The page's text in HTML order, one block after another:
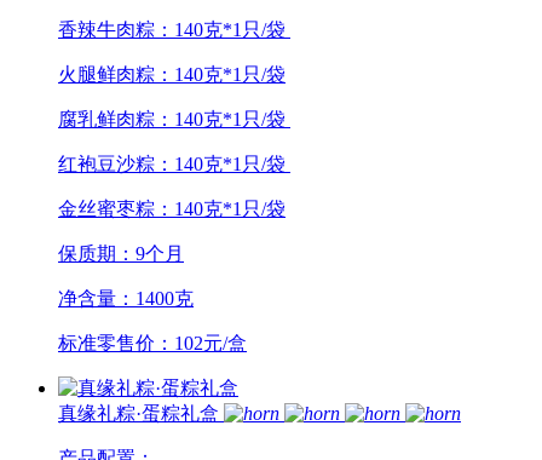
香辣牛肉粽：140克*1只/袋
火腿鲜肉粽：140克*1只/袋
腐乳鲜肉粽：140克*1只/袋
红袍豆沙粽：140克*1只/袋
金丝蜜枣粽：140克*1只/袋
保质期：9个月
净含量：1400克
标准零售价：102元/盒
真缘礼粽·蛋粽礼盒